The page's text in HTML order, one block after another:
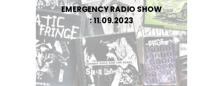
EMERGENCY RADIO SHOW
: 11.09.2023